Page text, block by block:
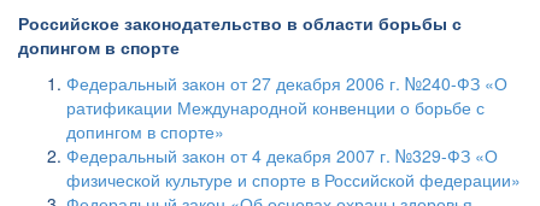
Российское законодательство в области борьбы с
допингом в спорте
Федеральный закон от 27 декабря 2006 г. №240-ФЗ «О
ратификации Международной конвенции о борьбе с
допингом в спорте»
Федеральный закон от 4 декабря 2007 г. №329-ФЗ «О
физической культуре и спорте в Российской федерации»